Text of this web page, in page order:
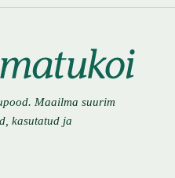
Maailma suurim
kasutatud ja